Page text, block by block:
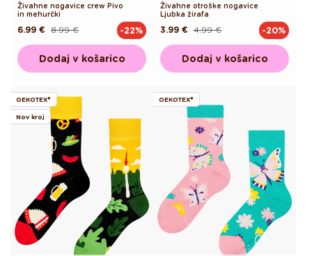
Živahne nogavice crew Pivo
in mehurčki
Redna 8.99 €
Akcijska
6.99 € -22%
Dodaj v košarico
Živahne otroške nogavice
Ljubka žirafa
Redna 4.99 €
Akcijska
3.99 € -20%
Dodaj v košarico
OEKOTEX®
Nov kroj
OEKOTEX®